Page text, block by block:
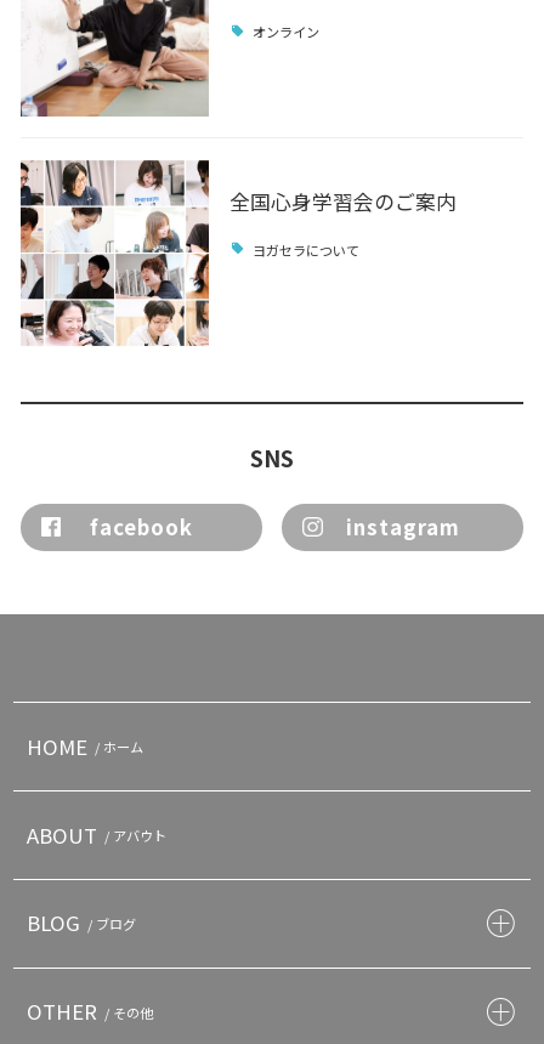
オンライン
全国心身学習会のご案内
ヨガセラについて
SNS
facebook instagram
HOME / ホーム
ABOUT / アバウト
BLOG / ブログ
OTHER / その他